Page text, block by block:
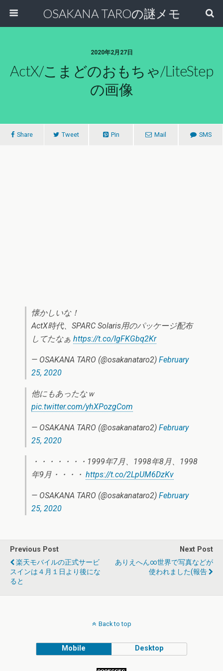
OSAKANA TAROの謎メモ
2020年2月27日
ActX/こまどのおもちゃ/LiteStep
の画像
Share Tweet Pin Mail SMS
懐かしいな！
ActX時代、SPARC Solaris用のパッケージ配布
してたなぁ https://t.co/IgFKGbq2Kr
— OSAKANA TARO (@osakanataro2) February
25, 2020
他にもあったなｗ
pic.twitter.com/yhXPozgCom
— OSAKANA TARO (@osakanataro2) February
25, 2020
・・・・・・・1999年7月、1998年8月、1998
年9月・・・・ https://t.co/2LpUM6DzKv
— OSAKANA TARO (@osakanataro2) February
25, 2020
Previous Post
楽天モバイルの正式サービ
スインは４月１日より後にな
ると
Next Post
ありえへん∞世界で写真などが
使われました(報告
Back to top
Mobile Desktop